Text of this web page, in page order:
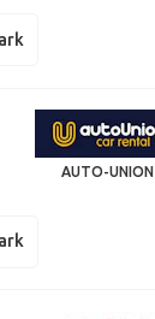
AUTO-UNION